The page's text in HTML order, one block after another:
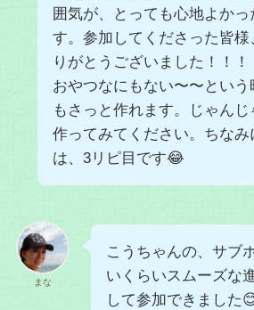
囲気が、とっても心地よかっ
す。参加してくださった皆様
りがとうございました！！！
おやつなにもない〜〜という
もさっと作れます。じゃんじ
作ってみてください。ちなみ
は、3リピ目です😂
まな
こうちゃんの、サブ
いくらいスムーズな
して参加できました